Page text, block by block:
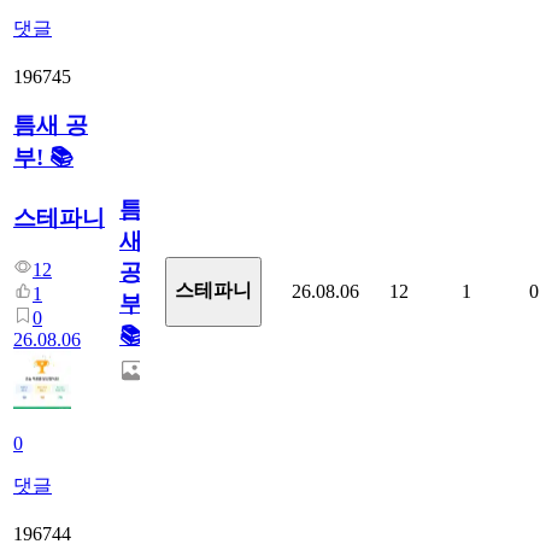
댓글
196745
틈새 공
부! 📚
스테파니
12
1
0
26.08.06
0
댓글
틈
새
공
부!
📚
스테파니 26.08.06 12 1 0
196744